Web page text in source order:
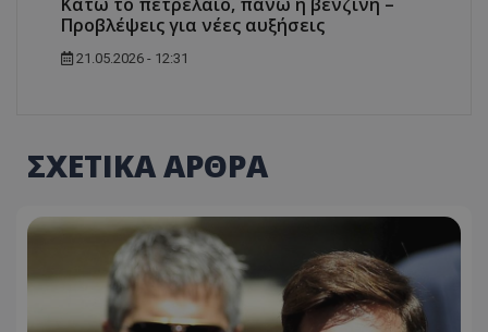
Προβλέψεις για νέες αυξήσεις
21.05.2026 - 12:31
ΣΧΕΤΙΚΑ ΑΡΘΡΑ